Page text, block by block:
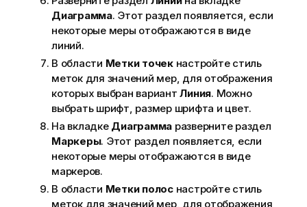
Диаграмма. Этот раздел появляется, если
некоторые меры отображаются в виде
линий.
В области Метки точекнастройте стиль
меток для значений мер, для отображения
которых выбран вариантЛиния. Можно
выбрать шрифт, размер шрифта и цвет.
На вкладке Диаграмма разверните раздел
Маркеры. Этот раздел появляется, если
некоторые меры отображаются в виде
маркеров.
В области Метки полоснастройте стиль
меток для значений мер, для отображения